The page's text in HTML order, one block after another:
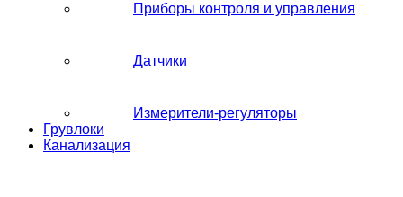
Приборы контроля и управления
Датчики
Измерители-регуляторы
Грувлоки
Канализация